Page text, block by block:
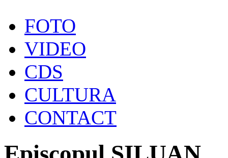
FOTO
VIDEO
CDS
CULTURA
CONTACT